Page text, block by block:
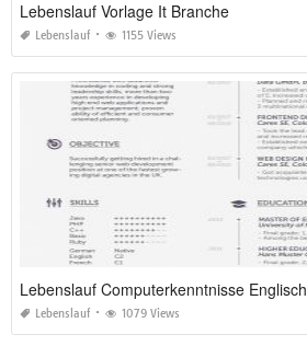
Lebenslauf Vorlage It Branche
Lebenslauf 1155 Views
Lebenslauf Computerkenntnisse Englisch
Lebenslauf 1079 Views